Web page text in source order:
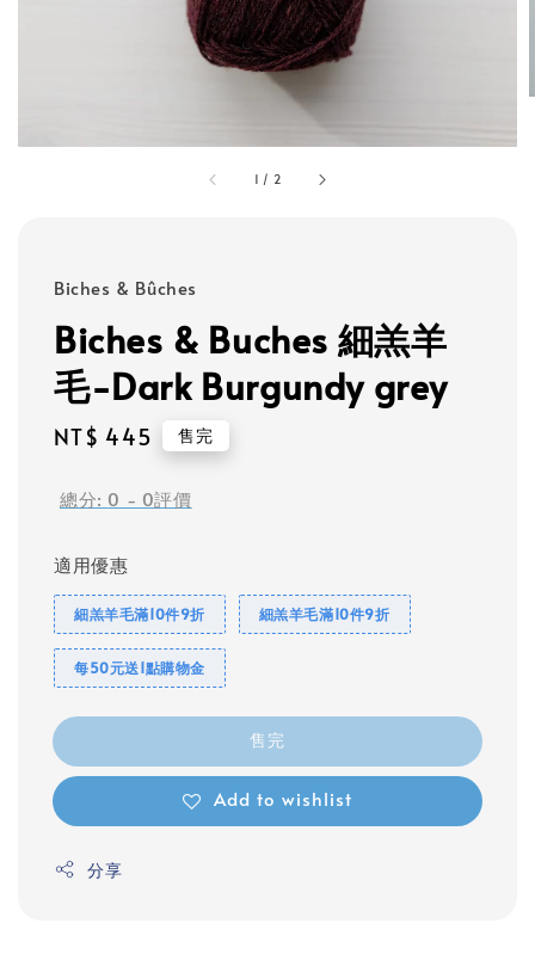
1 / 2
Biches & Bûches
Biches & Buches 細羔羊
毛-Dark Burgundy grey
Regular
NT$ 445 售完
總分: 0 - 0評價
適用優惠
細羔羊毛滿10件9折 細羔羊毛滿10件9折
每50元送1點購物金
售完
Add to wishlist
分享